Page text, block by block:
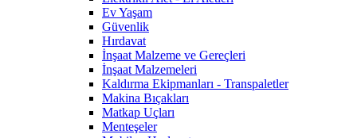
Ev Yaşam
Güvenlik
Hırdavat
İnşaat Malzeme ve Gereçleri
İnşaat Malzemeleri
Kaldırma Ekipmanları - Transpaletler
Makina Bıçakları
Matkap Uçları
Menteşeler